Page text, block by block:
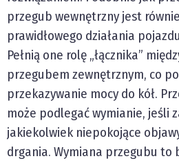
przegub wewnętrzny jest
prawidłowego działania
Pełnią one rolę „łącznika”
przegubem zewnętrznym, co
przekazywanie mocy do kół.
może podlegać wymianie, jeśli
jakiekolwiek niepokojące
drgania. Wymiana przegubu to